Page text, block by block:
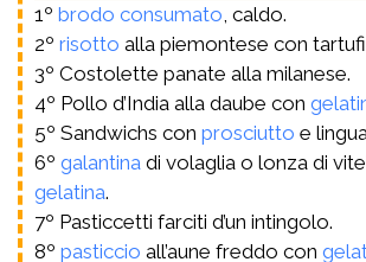
1º brodo consumato , caldo.
2º risotto alla piemontese con tartufi
3º Costolette panate alla milanese.
4º Pollo d’India alla daube con
5º Sandwichs con prosciutto e
6º galantina di volaglia o lonza di
gelatina.
7º Pasticcetti farciti d’un intingolo.
8º pasticcio all’aune freddo con